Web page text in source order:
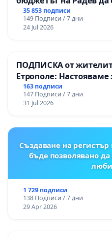
правата ни в тъмното
35 853 подписи
149 Подписи / 7 дни
24 Jul 2026
ПОДПИСКА от
Етрополе: Настояваме
“Елаците-МЕД” АД и
изпълнят всички
163 подписи
147 Подписи / 7 дни
31 Jul 2026
Създаване на
бъде позволявано
1 729 подписи
138 Подписи / 7 дни
29 Apr 2026